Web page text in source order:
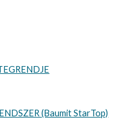
(Baumit StarTop)